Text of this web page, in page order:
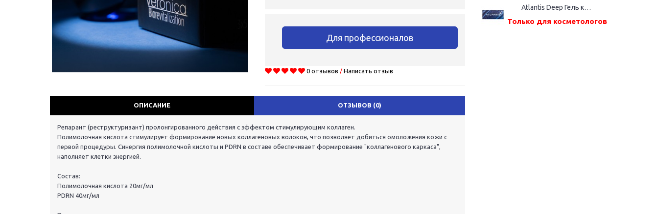
Для профессионалов
0 отзывов / Написать отзыв
ОПИСАНИЕ ОТЗЫВОВ (0)
Репарант (реструктуризант) пролонгированного действия с эффектом стимулирующим коллаген.
Полимолочная кислота стимулирует формирование новых коллагеновых волокон, что позволяет добиться омоложения кожи с
первой процедуры. Синергия полимолочной кислоты и PDRN в составе обеспечивает формирование "коллагенового каркаса",
наполняет клетки энергией.
Состав:
Полимолочная кислота 20мг/мл
PDRN 40мг/мл
Atlantis Deep Гель косметический, шприц дозатор (2,6%(ВМ), 1,0 мл)
Только для косметологов